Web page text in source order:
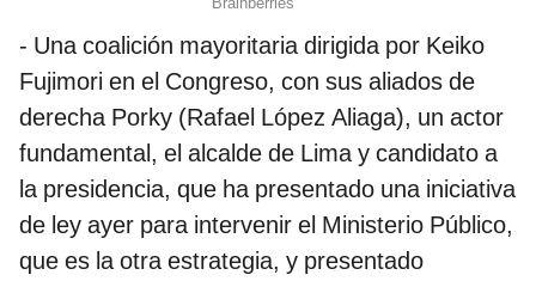
- Una coalición mayoritaria dirigida por Keiko
Fujimori en el Congreso, con sus aliados de
derecha Porky (Rafael López Aliaga), un actor
fundamental, el alcalde de Lima y candidato a
la presidencia, que ha presentado una iniciativa
de ley ayer para intervenir el Ministerio Público,
que es la otra estrategia, y presentado